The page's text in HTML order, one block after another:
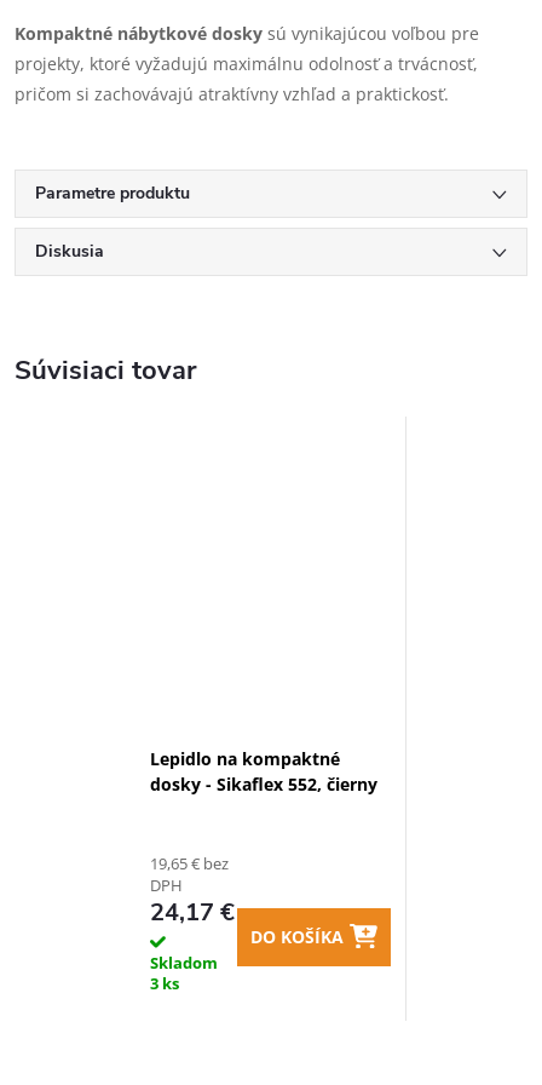
Kompaktné nábytkové dosky sú vynikajúcou voľbou pre
projekty, ktoré vyžadujú maximálnu odolnosť a trvácnosť,
pričom si zachovávajú atraktívny vzhľad a praktickosť.
Parametre produktu
Diskusia
Súvisiaci tovar
Lepidlo na kompaktné
dosky - Sikaflex 552, čierny
19,65 € bez
DPH
24,17 €
Skladom
3 ks
DO KOŠÍKA